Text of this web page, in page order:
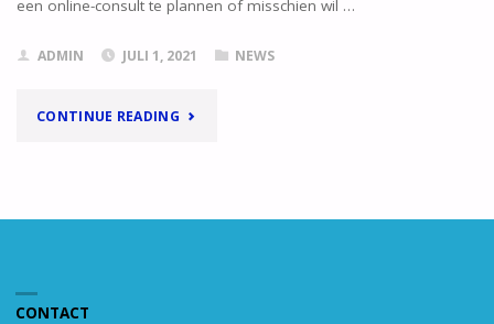
een online-consult te plannen of misschien wil …
ADMIN JULI 1, 2021 NEWS
CONTINUE READING"HET
CONTACT